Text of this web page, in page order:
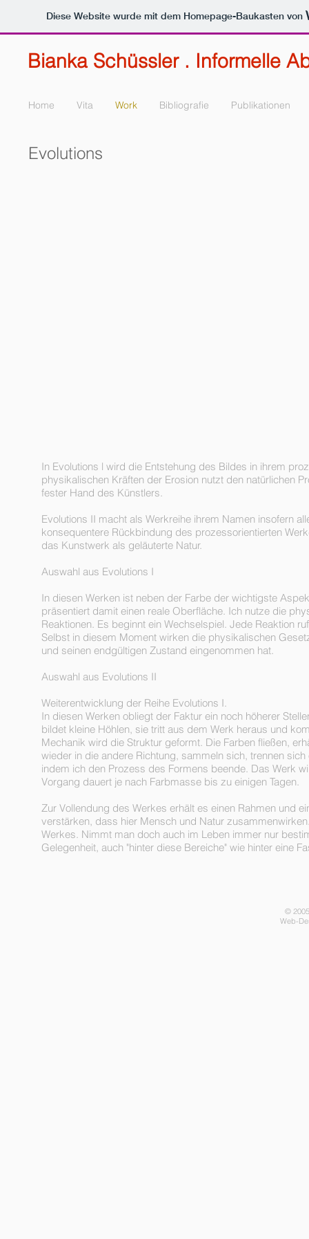
Diese Website wurde mit dem Homepage-Baukasten von
Bianka Schüssler . Informelle
Home Vita Work Bibliografie Publikationen
Evolutions
In Evolutions l wird die Entstehung des Bildes in ihrem
physikalischen Kräften der Erosion nutzt den natürlichen
fester Hand des Künstlers.
Evolutions II macht als Werkreihe ihrem Namen insofern
konsequentere Rückbindung des prozessorientierten
das Kunstwerk als geläuterte Natur.
Auswahl aus Evolutions I
In diesen Werken ist neben der Farbe der wichtigste
präsentiert damit einen reale Oberfläche. Ich nutze die
Reaktionen. Es beginnt ein Wechselspiel. Jede Reaktion
Selbst in diesem Moment wirken die physikalischen
und seinen endgültigen Zustand eingenommen hat.
Auswahl aus Evolutions II
Weiterentwicklung der Reihe Evolutions I.
In diesen Werken obliegt der Faktur ein noch höherer
bildet kleine Höhlen, sie tritt aus dem Werk heraus und
Mechanik wird die Struktur geformt. Die Farben fließen,
wieder in die andere Richtung, sammeln sich, trennen
indem ich den Prozess des Formens beende. Das Werk
Vorgang dauert je nach Farbmasse bis zu einigen Tagen.
Zur Vollendung des Werkes erhält es einen Rahmen und
verstärken, dass hier Mensch und Natur
Werkes. Nimmt man doch auch im Leben immer nur
Gelegenheit, auch "hinter diese Bereiche" wie hinter eine
©
Web-